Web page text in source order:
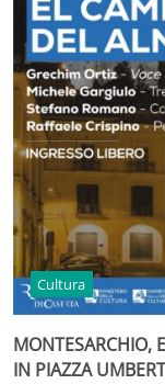
Cultura
MONTESARCHIO,
IN PIAZZA